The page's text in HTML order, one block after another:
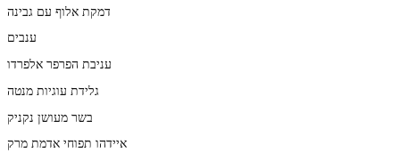
דמקת אלוף עם גבינה
ענבים
עניבת הפרפר אלפרדו
גלידת עוגיות מנטה
בשר מעושן נקניק
איידהו תפוחי אדמת מרק